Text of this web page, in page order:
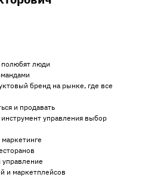
полюбят люди
бренд на рынке, где все
и продавать
управления выбор
и маркетплейсов